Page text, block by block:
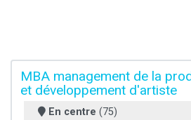
MBA management de la
et développement d'artiste
En centre (75)